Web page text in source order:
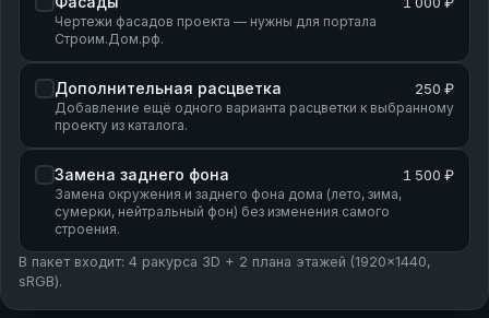
Чертежи фасадов проекта — нужны для портала
Строим.Дом.рф.
Дополнительная расцветка 250 ₽
Добавление ещё одного варианта расцветки к выбранному
проекту из каталога.
Замена заднего фона 1 500 ₽
Замена окружения и заднего фона дома (лето, зима,
сумерки, нейтральный фон) без изменения самого
строения.
В пакет входит: 4 ракурса 3D + 2 плана этажей (1920×1440,
sRGB).